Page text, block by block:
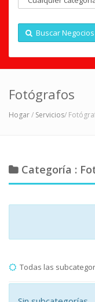
Buscar Negocios
Fotógrafos
Hogar/ Servicios/
Categoría :
Todas las